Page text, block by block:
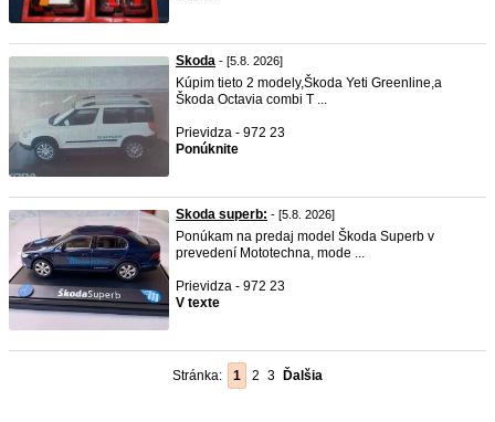
Skoda - [5.8. 2026]
Kúpim tieto 2 modely,Škoda Yeti Greenline,a
Škoda Octavia combi T ...
Prievidza - 972 23
Ponúknite
Skoda superb: - [5.8. 2026]
Ponúkam na predaj model Škoda Superb v
prevedení Mototechna, mode ...
Prievidza - 972 23
V texte
Stránka: 1 2 3 Ďalšia